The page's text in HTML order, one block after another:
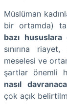
Müslüman
bir ortamda)
bazı
sınırına
meselesi ve
şartlar önemli
nasıl
çok açık